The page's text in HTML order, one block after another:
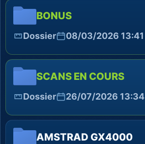
BONUS
Dossier 08/03/2026 13:41
SCANS EN COURS
Dossier 26/07/2026 13:34
AMSTRAD GX4000